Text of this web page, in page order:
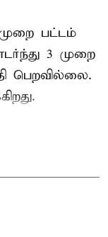
பட்டம்
3 முறை
பெறவில்லை.